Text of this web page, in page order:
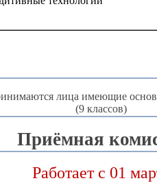
лица имеющие
(9 классов)
Приёмная
Работает с 01